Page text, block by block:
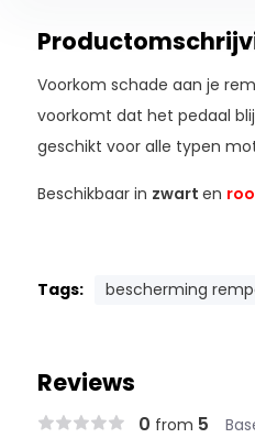
Voorkom schade aan je
voorkomt dat het pedaal
geschikt voor alle typen
Beschikbaar in zwart en
Tags: bescherming
Reviews
0 from 5